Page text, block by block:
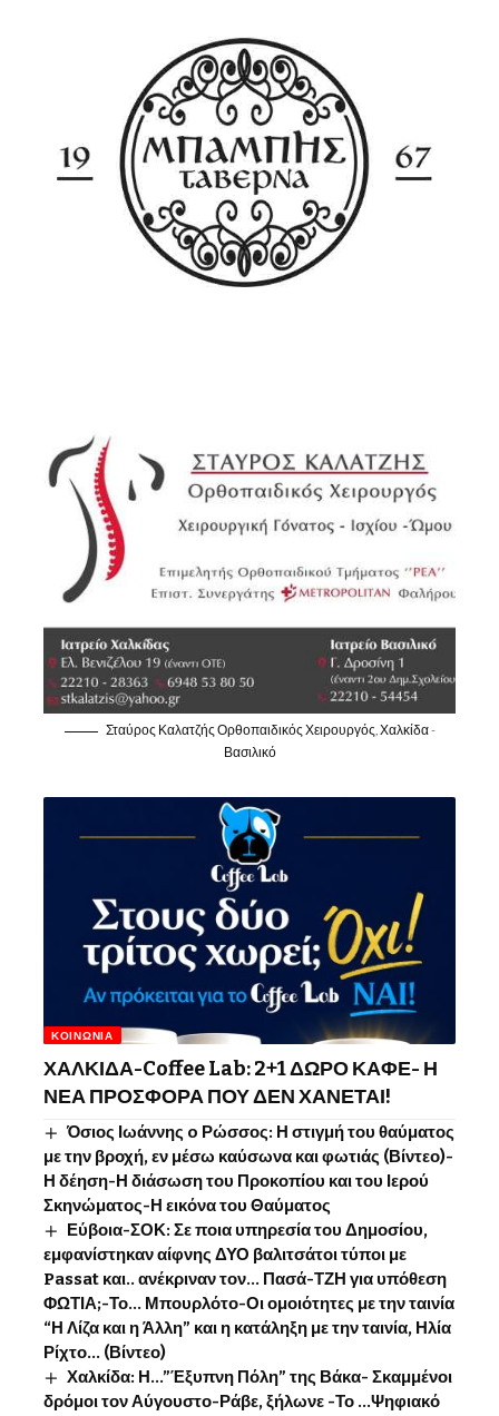
Σταύρος Καλατζής Ορθοπαιδικός Χειρουργός, Χαλκίδα -
Βασιλικό
ΚΟΙΝΩΝΊΑ
ΧΑΛΚΙΔΑ-Coffee Lab: 2+1 ΔΩΡΟ ΚΑΦΕ- Η
ΝΕΑ ΠΡΟΣΦΟΡΑ ΠΟΥ ΔΕΝ ΧΑΝΕΤΑΙ!
Όσιος Ιωάννης o Ρώσσος: Η στιγμή του θαύματος
με την βροχή, εν μέσω καύσωνα και φωτιάς (Βίντεο)-
Η δέηση-Η διάσωση του Προκοπίου και του Ιερού
Σκηνώματος-Η εικόνα του Θαύματος
Εύβοια-ΣΟΚ: Σε ποια υπηρεσία του Δημοσίου,
εμφανίστηκαν αίφνης ΔΥΟ βαλιτσάτοι τύποι με
Passat και.. ανέκριναν τον… Πασά-ΤΖΗ για υπόθεση
ΦΩΤΙΑ;-Το… Μπουρλότο-Οι ομοιότητες με την ταινία
“Η Λίζα και η Άλλη” και η κατάληξη με την ταινία, Ηλία
Ρίχτο… (Βίντεο)
Χαλκίδα: Η…”Έξυπνη Πόλη” της Βάκα- Σκαμμένοι
δρόμοι τον Αύγουστο-Ράβε, ξήλωνε -Το …Ψηφιακό